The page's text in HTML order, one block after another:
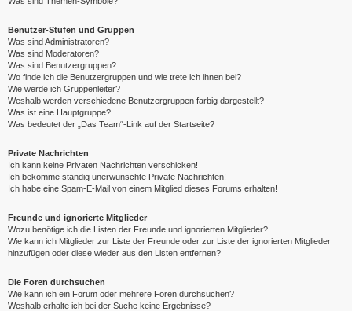
Benutzer-Stufen und Gruppen
Was sind Administratoren?
Was sind Moderatoren?
Was sind Benutzergruppen?
Wo finde ich die Benutzergruppen und wie trete ich ihnen bei?
Wie werde ich Gruppenleiter?
Weshalb werden verschiedene Benutzergruppen farbig dargestellt?
Was ist eine Hauptgruppe?
Was bedeutet der „Das Team“-Link auf der Startseite?
Private Nachrichten
Ich kann keine Privaten Nachrichten verschicken!
Ich bekomme ständig unerwünschte Private Nachrichten!
Ich habe eine Spam-E-Mail von einem Mitglied dieses Forums erhalten!
Freunde und ignorierte Mitglieder
Wozu benötige ich die Listen der Freunde und ignorierten Mitglieder?
Wie kann ich Mitglieder zur Liste der Freunde oder zur Liste der ignorierten Mitglieder
hinzufügen oder diese wieder aus den Listen entfernen?
Die Foren durchsuchen
Wie kann ich ein Forum oder mehrere Foren durchsuchen?
Weshalb erhalte ich bei der Suche keine Ergebnisse?